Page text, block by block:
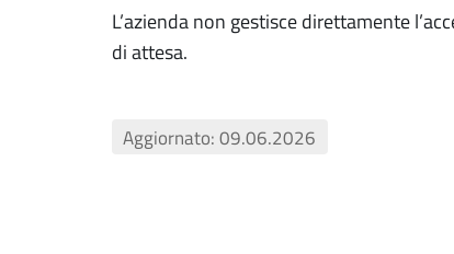
L’azienda non gestisce direttamente
di attesa.
Aggiornato: 09.06.2026